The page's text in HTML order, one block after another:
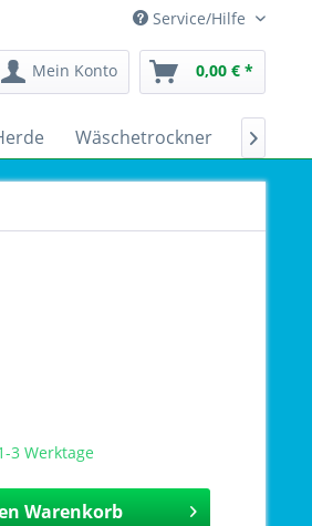
Service/Hilfe
Mein Konto 0,00 € *
Wäschetrockner 
3 Werktage
Warenkorb